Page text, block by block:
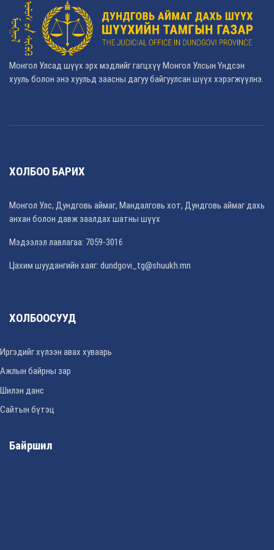
Монгол Улсад шүүх эрх мэдлийг гагцхүү Монгол Улсын Үндсэн
хууль болон энэ хуульд заасны дагуу байгуулсан шүүх хэрэгжүүлнэ.
ХОЛБОО БАРИХ
Монгол Улс, Дундговь аймаг, Мандалговь хот, Дундговь аймаг дахь
анхан болон давж заалдах шатны шүүх
Мэдээлэл лавлагаа: 7059-3016
Цахим шуудангийн хаяг: dundgovi_tg@shuukh.mn
ХОЛБООСУУД
Иргэдийг хүлээн авах хуваарь
Ажлын байрны зар
Шилэн данс
Сайтын бүтэц
Байршил